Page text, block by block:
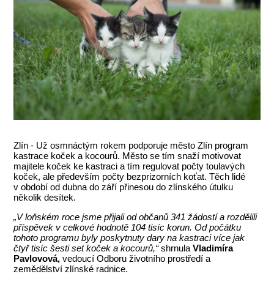
Zlín - Už osmnáctým rokem podporuje město Zlín program
kastrace koček a kocourů. Město se tím snaží motivovat
majitele koček ke kastraci a tím regulovat počty toulavých
koček, ale především počty bezprizorních koťat. Těch lidé
v období od dubna do září přinesou do zlínského útulku
několik desítek.
„V loňském roce jsme přijali od občanů 341 žádostí a rozdělili
příspěvek v celkové hodnotě 104 tisíc korun. Od počátku
tohoto programu byly poskytnuty dary na kastraci více jak
čtyř tisíc šesti set koček a kocourů,“shrnulaVladimíra
Pavlovová, vedoucí Odboru životního prostředí a
zemědělství zlínské radnice.